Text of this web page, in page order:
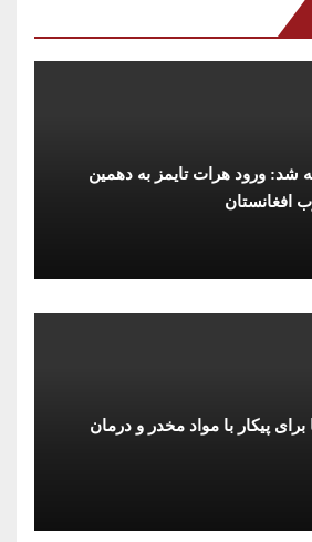
۱۰ ساله شد: ورود هرات تایمز به دهمین
افغانستان
برای پیکار با مواد مخدر و درمان